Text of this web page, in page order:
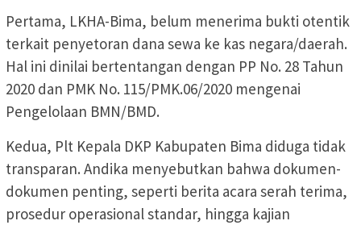
Pertama, LKHA-Bima, belum menerima bukti otentik
terkait penyetoran dana sewa ke kas negara/daerah.
Hal ini dinilai bertentangan dengan PP No. 28 Tahun
2020 dan PMK No. 115/PMK.06/2020 mengenai
Pengelolaan BMN/BMD.
Kedua, Plt Kepala DKP Kabupaten Bima diduga tidak
transparan. Andika menyebutkan bahwa dokumen-
dokumen penting, seperti berita acara serah terima,
prosedur operasional standar, hingga kajian